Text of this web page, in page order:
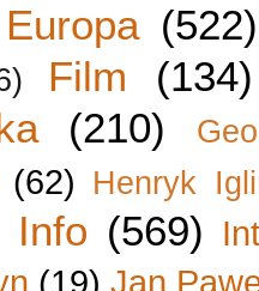
Europa (522)
Film
(134)
(210)
(62) Henryk
Info (569)
(19) Jan